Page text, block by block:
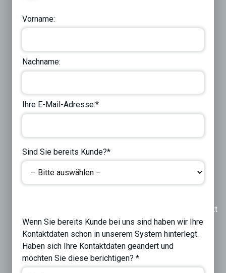
Vorname:
Nachname:
Ihre E-Mail-Adresse:*
Sind Sie bereits Kunde?*
Next
Wenn Sie bereits Kunde bei uns sind haben wir Ihre
Kontaktdaten schon in unserem System hinterlegt.
Haben sich Ihre Kontaktdaten geändert und
möchten Sie diese berichtigen? *